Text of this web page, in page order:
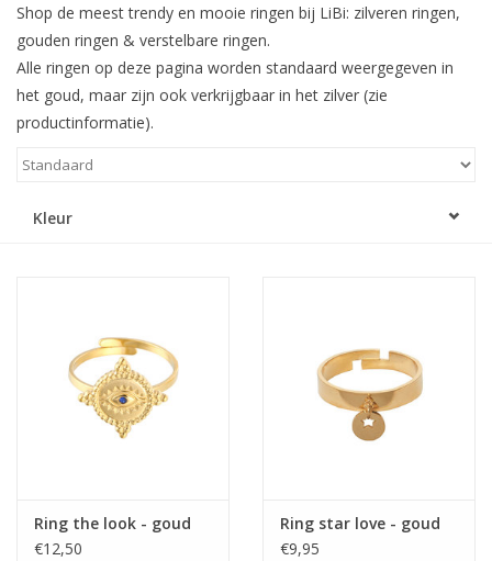
Schoenen
Sieraden
Home deco
Herensokken
Shop de meest trendy en mooie ringen bij LiBi: zilveren ringen,
gouden ringen & verstelbare ringen.
Alle ringen op deze pagina worden standaard weergegeven in
het goud, maar zijn ook verkrijgbaar in het zilver (zie
productinformatie).
Kleur
Ring the look - goud
€12,50
Ring star love - goud
€9,95